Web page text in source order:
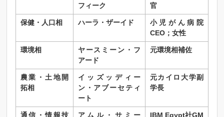
フィーク
官
保健・人口相 ハーラ・ザーイド
小児がん病院
CEO；女性
環境相
ヤースミーン・フ
アード
元環境相補佐
農業・土地開
拓相
イッズッディー
ン・アブーセティ
ート
元カイロ大学副
学長
通信・情報技
アムル・サミー
IBM Egypt社GM